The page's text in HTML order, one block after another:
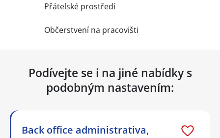
Přátelské prostředí
Občerstvení na pracovišti
Podívejte se i na jiné nabídky s
podobným nastavením:
Back office administrativa,